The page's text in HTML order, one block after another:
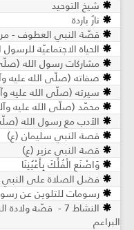
شيخ التوحيد
نارٌ باردة
قصّة النبي العطوف -
الحياة الاجتماعيّة
مشاركات رسول الله (صلّى
صفاته (صلّى الله عليه
سيرته (صلّى الله عليه
محمّد (صلّى الله عليه
الأدب مع رسول الله
قصة النبي سليمان (ع)
قصة النبي عزير (ع)
وَاصْنَعِ الْفُلْكَ بِأَعْيُنِنَا
فضل الصلاة على النبي
رسومات للتلوين عن
النشاط 7 - قصّة
البراعم